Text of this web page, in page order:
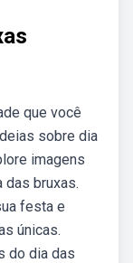
que você
sobre dia
imagens
das bruxas.
festa e
únicas.
do dia das